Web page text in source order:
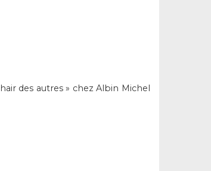
des autres » chez Albin Michel